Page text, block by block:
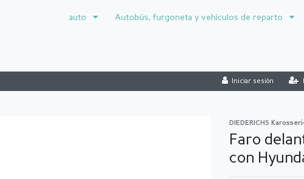
auto Autobús, furgoneta y vehículos de reparto
Iniciar sesión
DIEDERICHS
Faro
con